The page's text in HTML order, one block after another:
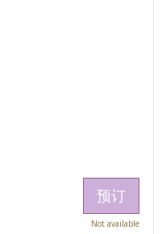
预订
Not available